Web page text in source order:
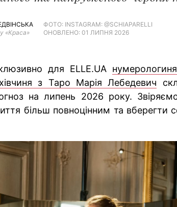
«Краса»
ФОТО: INSTAGRAM: @SCHIAPARELLI
ОНОВЛЕНО: 01 ЛИПНЯ 2026
для ELLE.UA
з Таро Марія Лебедевич
на липень 2026 року.
більш повноцінним та вберегти